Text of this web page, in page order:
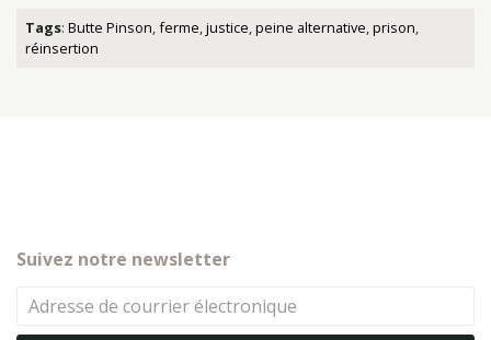
Tags: Butte Pinson,ferme,justice,peine alternative,prison,
réinsertion
Suivez notre newsletter